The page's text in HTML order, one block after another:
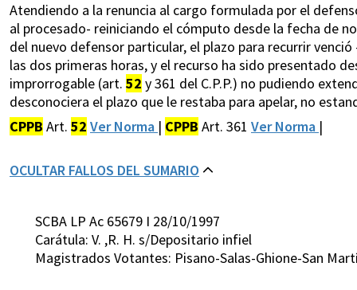
Atendiendo a la renuncia al cargo formulada por el
al procesado- reiniciando el cómputo desde la fecha de
del nuevo defensor particular, el plazo para recurrir
las dos primeras horas, y el recurso ha sido presentado
improrrogable (art. 52 y 361 del C.P.P.) no pudiendo
desconociera el plazo que le restaba para apelar, no
CPPB Art. 52 Ver Norma | CPPB Art. 361 Ver Norma |
OCULTAR FALLOS DEL SUMARIO
SCBA LP Ac 65679 I 28/10/1997
Carátula: V. ,R. H. s/Depositario infiel
Magistrados Votantes: Pisano-Salas-Ghione-San